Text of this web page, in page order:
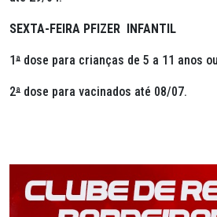
SEXTA-FEIRA PFIZER INFANTIL
1ª dose para crianças de 5 a 11 anos
2ª dose para vacinados até 08/07.